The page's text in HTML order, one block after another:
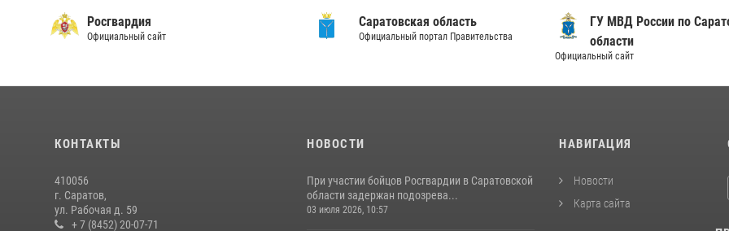
Росгвардия
Официальный сайт
Саратовская область
Официальный портал Правительства
ГУ МВД России по
области
Официальный сайт
КОНТАКТЫ
410056
г. Саратов,
ул. Рабочая д. 59
+ 7 (8452) 20-07-71
НОВОСТИ
При участии бойцов Росгвардии в Саратовской
области задержан подозрева...
03 июля 2026, 10:57
НАВИГАЦИЯ
Новости
Карта сайта